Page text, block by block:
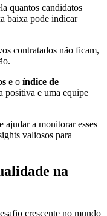
quantos candidatos
baixa pode indicar
contratados não ficam,
e o índice de
positiva e uma equipe
ajudar a monitorar esses
valiosos para
na
crescente no mundo